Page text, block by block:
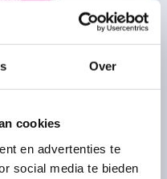
Over
cookies
en advertenties te
social media te bieden